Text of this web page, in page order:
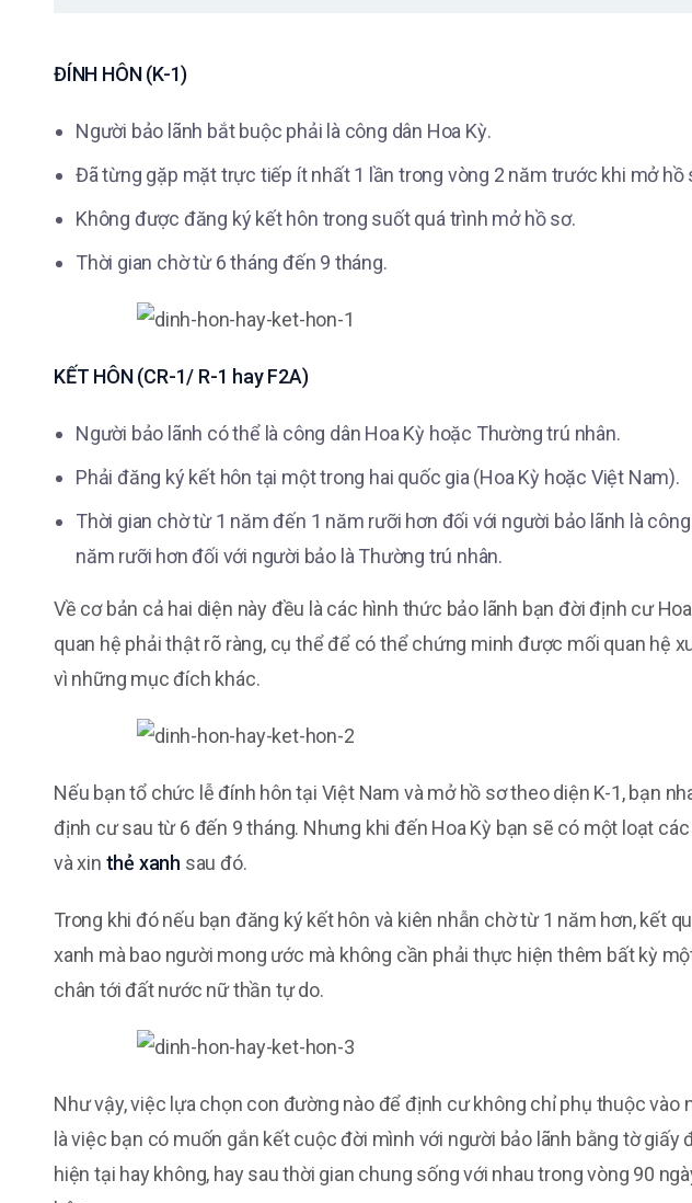
ĐÍNH HÔN (K-1)
Người bảo lãnh bắt buộc phải là công dân Hoa Kỳ.
Đã từng gặp mặt trực tiếp ít nhất 1 lần trong vòng 2 năm trước khi mở hồ
Không được đăng ký kết hôn trong suốt quá trình mở hồ sơ.
Thời gian chờ từ 6 tháng đến 9 tháng.
KẾT HÔN (CR-1/ R-1 hay F2A)
Người bảo lãnh có thể là công dân Hoa Kỳ hoặc Thường trú nhân.
Phải đăng ký kết hôn tại một trong hai quốc gia (Hoa Kỳ hoặc Việt Nam).
Thời gian chờ từ 1 năm đến 1 năm rưỡi hơn đối với người bảo lãnh là
năm rưỡi hơn đối với người bảo là Thường trú nhân.
Về cơ bản cả hai diện này đều là các hình thức bảo lãnh bạn đời định cư
quan hệ phải thật rõ ràng, cụ thể để có thể chứng minh được mối quan hệ
vì những mục đích khác.
Nếu bạn tổ chức lễ đính hôn tại Việt Nam và mở hồ sơ theo diện K-1, bạn
định cư sau từ 6 đến 9 tháng. Nhưng khi đến Hoa Kỳ bạn sẽ có một loạt
và xin thẻ xanh sau đó.
Trong khi đó nếu bạn đăng ký kết hôn và kiên nhẫn chờ từ 1 năm hơn, kết
xanh mà bao người mong ước mà không cần phải thực hiện thêm bất kỳ
chân tới đất nước nữ thần tự do.
Như vậy, việc lựa chọn con đường nào để định cư không chỉ phụ thuộc vào
là việc bạn có muốn gắn kết cuộc đời mình với người bảo lãnh bằng tờ giấy
hiện tại hay không, hay sau thời gian chung sống với nhau trong vòng 90